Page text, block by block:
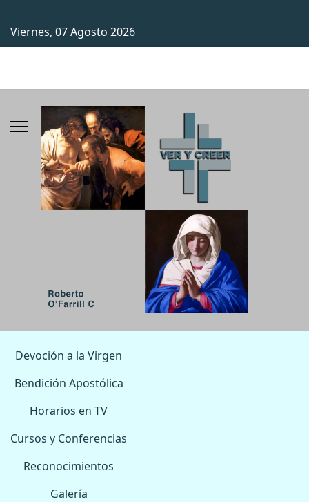
Viernes, 07 Agosto 2026
Devoción a la Virgen
Bendición Apostólica
Horarios en TV
Cursos y Conferencias
Reconocimientos
Galería